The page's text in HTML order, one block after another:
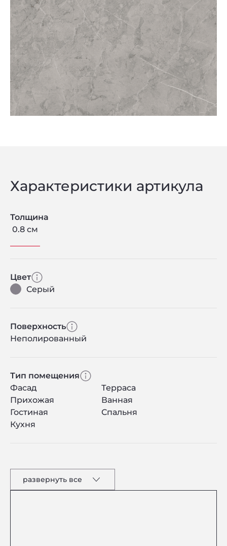
Характеристики артикула
Толщина
0.8 см
Цвет
Серый
Поверхность
Неполированный
Тип помещения
Фасад
Терраса
Прихожая
Ванная
Гостиная
Спальня
Кухня
развернуть все